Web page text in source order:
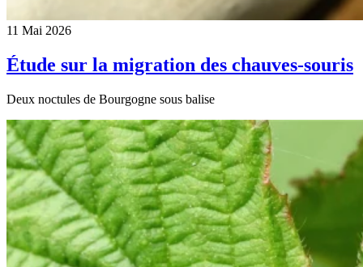
11 Mai 2026
Étude sur la migration des chauves-souris
Deux noctules de Bourgogne sous balise